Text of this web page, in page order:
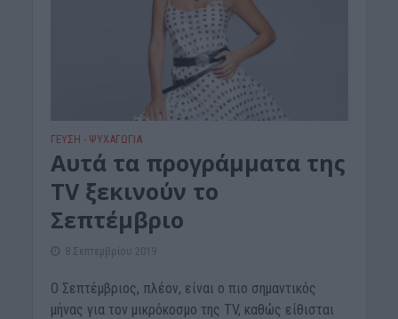
ΓΕΎΣΗ - ΨΥΧΑΓΩΓΊΑ
Αυτά τα προγράμματα της
TV ξεκινούν το
Σεπτέμβριο
8 Σεπτεμβρίου 2019
Ο Σεπτέμβριος, πλέον, είναι ο πιο σημαντικός
μήνας για τον μικρόκοσμο της TV, καθώς είθισται